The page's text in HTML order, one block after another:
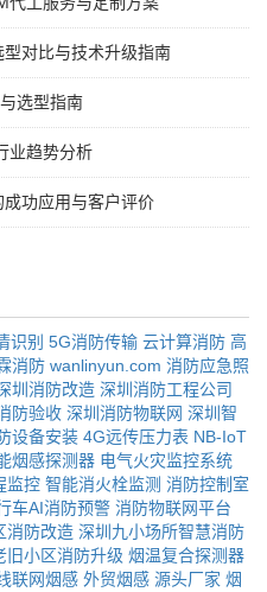
对比与技术升级指南
选型指南
业趋势分析
功应用与客户评价
识别 5G消防传输 云计算消防 高
消防 wanlinyun.com 消防应急照
圳消防改造 深圳消防工程公司
防验收 深圳消防物联网 深圳智
设备安装 4G远传压力表 NB-IoT
烟感探测器 电气火灾监控系统
监控 智能消火栓监测 消防控制室
车AI消防预警 消防物联网平台
消防改造 深圳九小场所智慧消防
旧小区消防升级 烟温复合探测器
联网烟感 外贸烟感 源头厂家 烟